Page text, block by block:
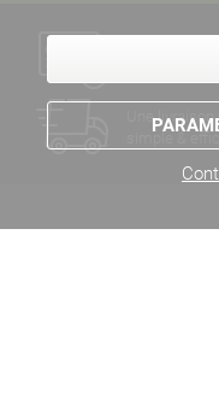
Une livraison
simple &